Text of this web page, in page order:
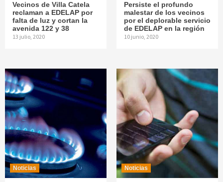
Vecinos de Villa Catela
reclaman a EDELAP por
falta de luz y cortan la
avenida 122 y 38
13 julio, 2020
Persiste el profundo
malestar de los vecinos
por el deplorable servicio
de EDELAP en la región
10 junio, 2020
Noticias Noticias